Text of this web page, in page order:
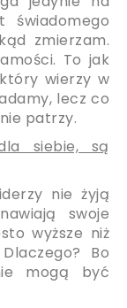
świadomego
zmierzam.
To jak
wierzy w
lecz co
patrzy.
siebie, są
nie żyją
swoje
wyższe niż
Bo
mogą być